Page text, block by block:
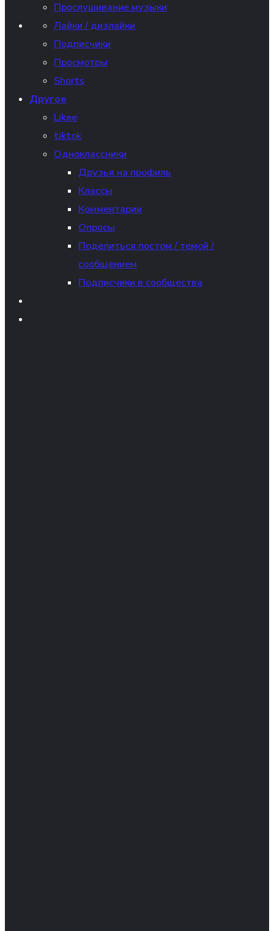
Прослушивание музыки
Лайки / дизлайки
Подписчики
Просмотры
Shorts
Другое
Likee
tiktok
Одноклассники
Друзья на профиль
Классы
Комментарии
Опросы
Поделиться постом / темой /
сообщением
Подписчики в сообщества